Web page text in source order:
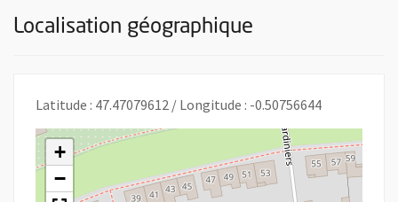
Localisation géographique
Latitude : 47.47079612 / Longitude : -0.50756644
+
−